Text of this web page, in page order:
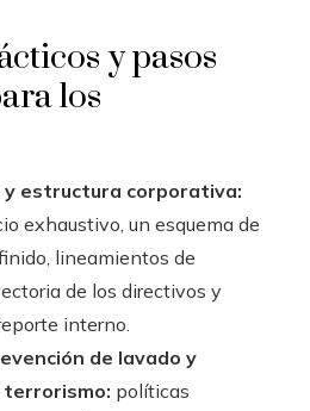
y pasos
los
y estructura corporativa:
exhaustivo, un esquema de
lineamientos de
de los directivos y
interno.
de lavado y
terrorismo: políticas